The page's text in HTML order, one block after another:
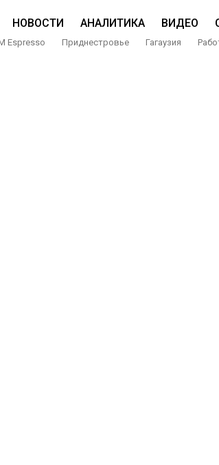
НОВОСТИ АНАЛИТИКА ВИДЕО
Espresso Приднестровье Гагаузия